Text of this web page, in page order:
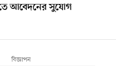
আবেদনের সুযোগ